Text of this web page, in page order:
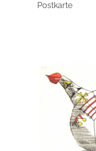
Postkarte